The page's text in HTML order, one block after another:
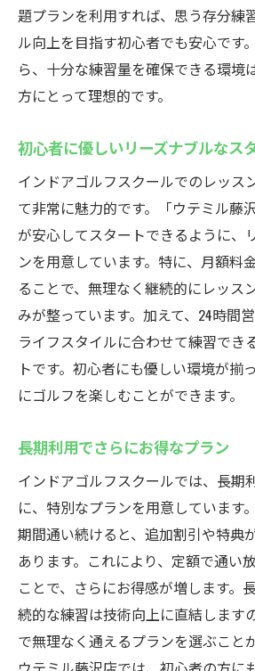
題プランを利用すれば、思う存分練
ル向上を目指す初心者でも安心です
ら、十分な練習量を確保できる環境
方にとって理想的です。
初心者に優しいリーズナブルなス
インドアゴルフスクールでのレッス
て非常に魅力的です。「ウテミル藤
が安心してスタートできるように、
ンを用意しています。特に、月額料
ることで、無理なく継続的にレッス
みが整っています。加えて、24時間
ライフスタイルに合わせて練習でき
トです。初心者にも優しい環境が揃
にゴルフを楽しむことができます。
長期利用でさらにお得なプラン
インドアゴルフスクールでは、長期
に、特別なプランを用意しています
期間通い続けると、追加割引や特典
あります。これにより、定額で通い
ことで、さらにお得感が増します。
続的な練習は技術向上に直結します
で無理なく通えるプランを選ぶこと